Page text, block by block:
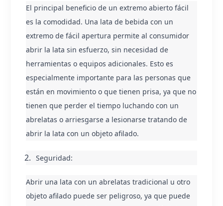
El principal beneficio de un extremo abierto fácil
es la comodidad. Una lata de bebida con un
extremo de fácil apertura permite al consumidor
abrir la lata sin esfuerzo, sin necesidad de
herramientas o equipos adicionales. Esto es
especialmente importante para las personas que
están en movimiento o que tienen prisa, ya que no
tienen que perder el tiempo luchando con un
abrelatas o arriesgarse a lesionarse tratando de
abrir la lata con un objeto afilado.
Seguridad:
Abrir una lata con un abrelatas tradicional u otro
objeto afilado puede ser peligroso, ya que puede